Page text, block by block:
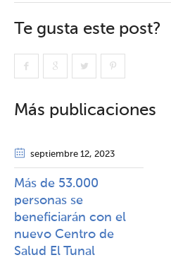
Te gusta este post?
Más publicaciones
septiembre 12, 2023
Más de 53.000
personas se
beneficiarán con el
nuevo Centro de
Salud El Tunal